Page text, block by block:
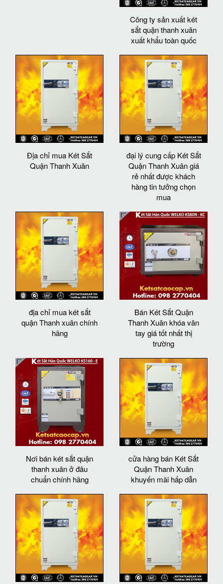
Công ty sản xuất két
sắt quận thanh xuân
xuất khẩu toàn quốc
Địa chỉ mua Két Sắt
Quận Thanh Xuân
đại lý cung cấp Két Sắt
Quận Thanh Xuân giá
rẻ nhất được khách
hàng tin tưởng chọn
mua
địa chỉ mua két sắt
quận Thanh xuân chính
hãng
Bán Két Sắt Quận
Thanh Xuân khóa vân
tay giá tốt nhất thị
trường
Nơi bán két sắt quận
thanh xuân ở đâu
chuẩn chính hãng
cửa hàng bán Két Sắt
Quận Thanh Xuân
khuyến mãi hấp dẫn